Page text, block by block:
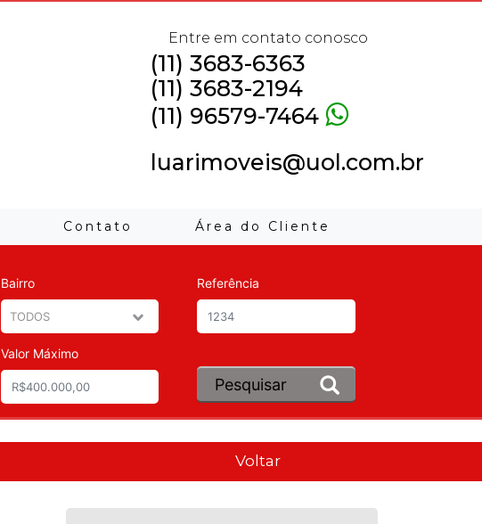
Entre em contato conosco
(11) 3683-6363
(11) 3683-2194
(11) 96579-7464
luarimoveis@uol.com.br
Contato Área do Cliente
Bairro Referência
Valor Máximo
Voltar